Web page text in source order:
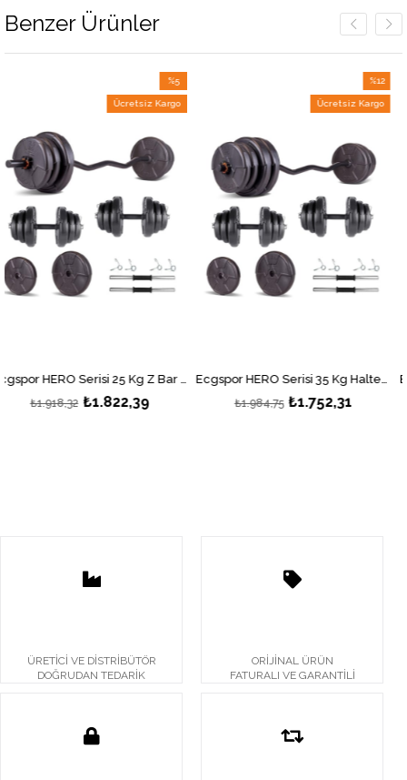
Benzer Ürünler
Ecgspor HERO Serisi 25 Kg Z Bar Halter Seti ve Dambıl Seti Ağırlık Fitness Seti
₺1.822,39
İndirim
Ücretsiz Kargo
Ecgspor HERO Serisi 35 Kg Halter Seti ve Dambıl Seti Ağırlık Fitness Seti
₺1.752,31
₺1.984,75
İndirim
Ücretsiz Kargo
ÜRETİCİ VE DİSTRİBÜTÖR
DOĞRUDAN TEDARİK
ORİJİNAL ÜRÜN
FATURALI VE GARANTİLİ